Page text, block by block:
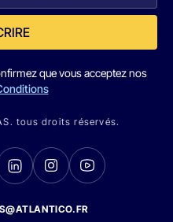
que vous acceptez nos
tous droits réservés.